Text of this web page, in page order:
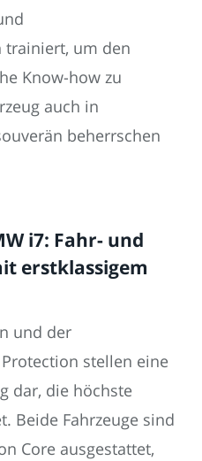
trainiert, um den
Know-how zu
auch in
beherrschen
i7: Fahr- und
erstklassigem
und der
stellen eine
dar, die höchste
Beide Fahrzeuge sind
Core ausgestattet,